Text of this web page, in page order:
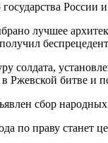
лучшее
солдата,
Ржевской битве и
сбор
по праву